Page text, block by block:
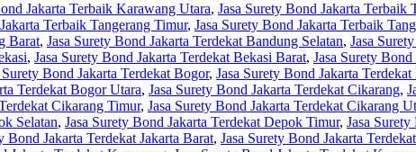
Jakarta Terbaik Karawang Utara, Jasa Surety Bond Jakarta Terbaik
Terbaik Tangerang Timur, Jasa Surety Bond Jakarta Terbaik
Barat, Jasa Surety Bond Jakarta Terdekat Bandung Selatan, Jasa
, Jasa Surety Bond Jakarta Terdekat Bekasi Barat, Jasa Surety
Surety Bond Jakarta Terdekat Bogor, Jasa Surety Bond Jakarta
Terdekat Bogor Utara, Jasa Surety Bond Jakarta Terdekat Cikarang,
Cikarang Timur, Jasa Surety Bond Jakarta Terdekat Cikarang
Selatan, Jasa Surety Bond Jakarta Terdekat Depok Timur, Jasa
Bond Jakarta Terdekat Jakarta Barat, Jasa Surety Bond Jakarta